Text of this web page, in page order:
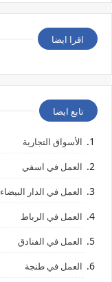
اقرا ايضا
تابع ايضا
الأسواق التجارية
العمل في اسفي
العمل في الدار البيضاء
العمل في الرباط
العمل في الفنادق
العمل في طنجة